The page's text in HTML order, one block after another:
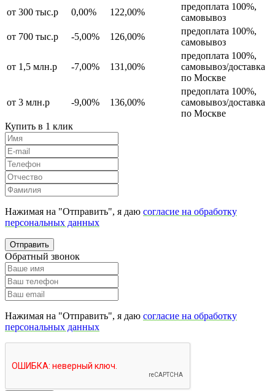
от 300 тыс.р
0,00% 122,00%
предоплата 100%,
самовывоз
от 700 тыс.р
-5,00% 126,00%
предоплата 100%,
самовывоз
от 1,5 млн.р -7,00% 131,00%
предоплата 100%,
самовывоз/доставка
по Москве
от 3 млн.р -9,00% 136,00%
предоплата 100%,
самовывоз/доставка
по Москве
Купить в 1 клик
Нажимая на "Отправить", я даю согласие на обработку
персональных данных
Отправить
Обратный звонок
Нажимая на "Отправить", я даю согласие на обработку
персональных данных